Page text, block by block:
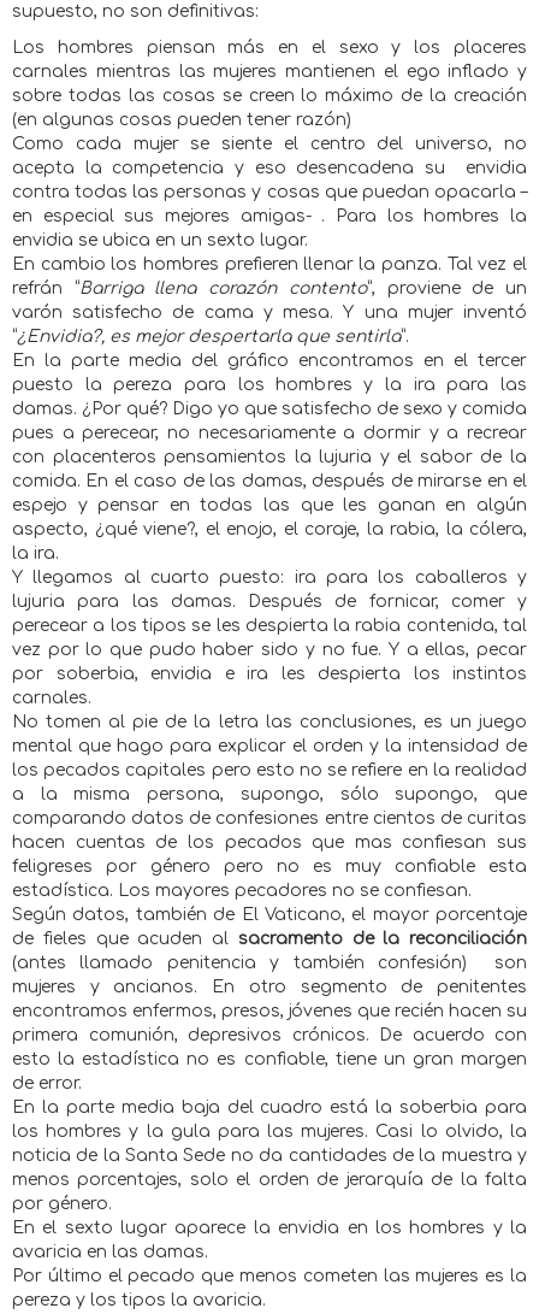
supuesto, no son definitivas:
Los hombres piensan más en el sexo y los placeres
carnales mientras las mujeres mantienen el ego inflado y
sobre todas las cosas se creen lo máximo de la creación
(en algunas cosas pueden tener razón)
Como cada mujer se siente el centro del universo, no
acepta la competencia y eso desencadena su
envidia
contra todas las personas y cosas que puedan opacarla –
en especial sus mejores amigas- . Para los hombres la
envidia se ubica en un sexto lugar.
En cambio los hombres prefieren llenar la panza. Tal vez el
refrán “Barriga llena corazón contento”, proviene de un
varón satisfecho de cama y mesa. Y una mujer inventó
“¿Envidia?, es mejor despertarla que sentirla”.
En la parte media del gráfico encontramos en el tercer
puesto la pereza para los hombres y la ira para las
damas. ¿Por qué? Digo yo que satisfecho de sexo y comida
pues a perecear, no necesariamente a dormir y a recrear
con placenteros pensamientos la lujuria y el sabor de la
comida. En el caso de las damas, después de mirarse en el
espejo y pensar en todas las que les ganan en algún
aspecto, ¿qué viene?, el enojo, el coraje, la rabia, la cólera,
la ira.
Y llegamos al cuarto puesto: ira para los caballeros y
lujuria para las damas. Después de fornicar, comer y
perecear a los tipos se les despierta la rabia contenida, tal
vez por lo que pudo haber sido y no fue. Y a ellas, pecar
por soberbia, envidia e ira les despierta los instintos
carnales.
No tomen al pie de la letra las conclusiones, es un juego
mental que hago para explicar el orden y la intensidad de
los pecados capitales pero esto no se refiere en la realidad
a la misma persona, supongo, sólo supongo, que
comparando datos de confesiones entre cientos de curitas
hacen cuentas de los pecados que mas confiesan sus
feligreses por género pero no es muy confiable esta
estadística. Los mayores pecadores no se confiesan.
Según datos, también de El Vaticano, el mayor porcentaje
de fieles que acuden al sacramento de la reconciliación
(antes llamado penitencia y también confesión)
son
mujeres y ancianos. En otro segmento de penitentes
encontramos enfermos, presos, jóvenes que recién hacen su
primera comunión, depresivos crónicos. De acuerdo con
esto la estadística no es confiable, tiene un gran margen
de error.
En la parte media baja del cuadro está la soberbia para
los hombres y la gula para las mujeres. Casi lo olvido, la
noticia de la Santa Sede no da cantidades de la muestra y
menos porcentajes, solo el orden de jerarquía de la falta
por género.
En el sexto lugar aparece la envidia en los hombres y la
avaricia en las damas.
Por último el pecado que menos cometen las mujeres es la
pereza y los tipos la avaricia.